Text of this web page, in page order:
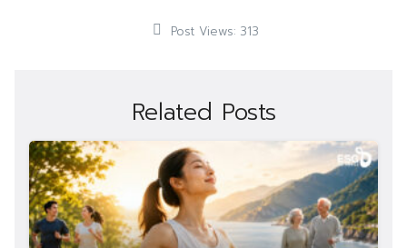
Post Views: 313
Related Posts